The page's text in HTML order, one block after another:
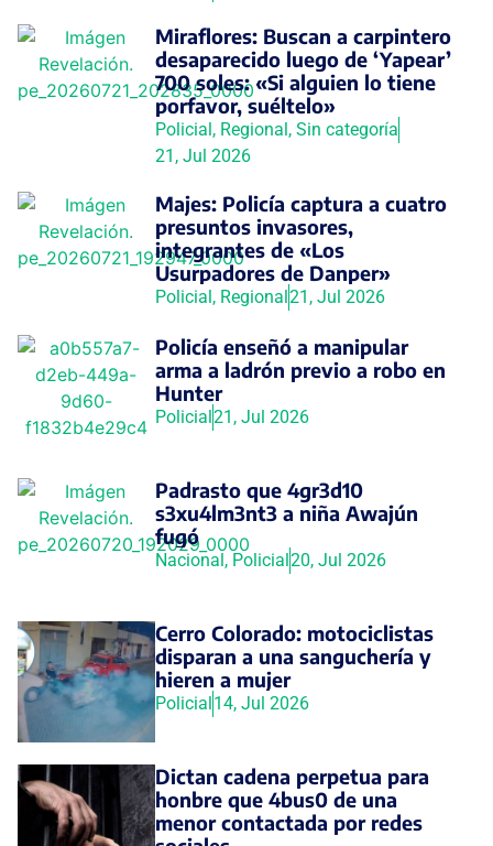
Miraflores: Buscan a carpintero
desaparecido luego de ‘Yapear’
700 soles: «Si alguien lo tiene
porfavor, suéltelo»
Policial, Regional, Sin categoría
21, Jul 2026
Majes: Policía captura a cuatro
presuntos invasores,
integrantes de «Los
Usurpadores de Danper»
Policial, Regional21, Jul 2026
Policía enseñó a manipular
arma a ladrón previo a robo en
Hunter
Policial21, Jul 2026
Padrasto que 4gr3d10
s3xu4lm3nt3 a niña Awajún
fugó
Nacional, Policial20, Jul 2026
Cerro Colorado: motociclistas
disparan a una sanguchería y
hieren a mujer
Policial14, Jul 2026
Dictan cadena perpetua para
honbre que 4bus0 de una
menor contactada por redes